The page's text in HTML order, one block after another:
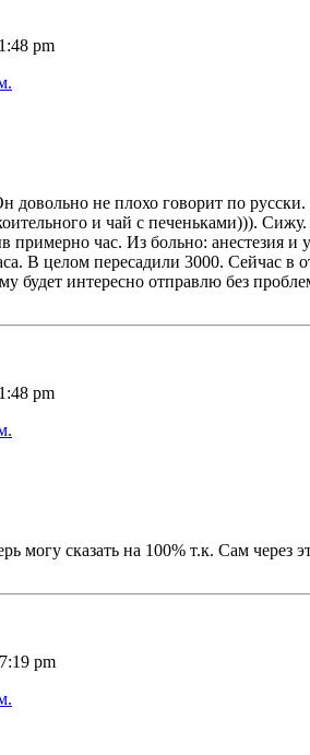
pm
довольно не плохо говорит по
и чай с печеньками))).
час. Из больно: анестезия
В целом пересадили 3000. Сейчас в
будет интересно отправлю без
pm
могу сказать на 100% т.к. Сам
pm